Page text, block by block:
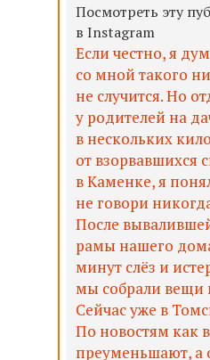
Посмотреть эту
в Instagram
Если честно, я
со мной такого
не случится. Но
у родителей на
в нескольких
от взорвавшихся
в Каменке, я
не говори
После
рамы нашего
минут слёз и
мы собрали вещи
Сейчас уже в
По новостям как
преуменьшают, а